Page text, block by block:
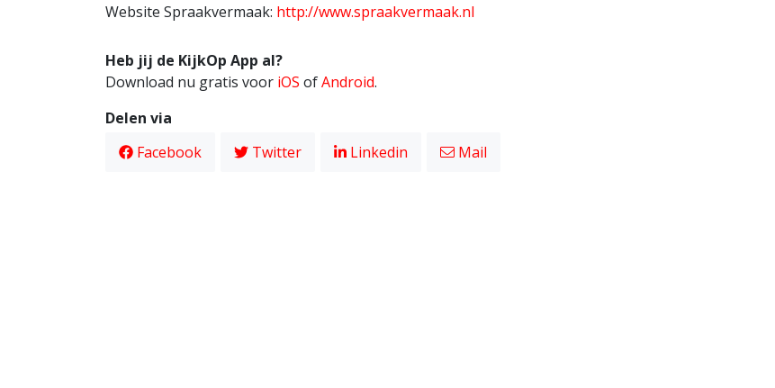
Website Spraakvermaak: http://www.spraakvermaak.nl
Heb jij de KijkOp App al?
Download nu gratis voor iOS ofAndroid.
Delen via
Facebook
Twitter Linkedin Mail